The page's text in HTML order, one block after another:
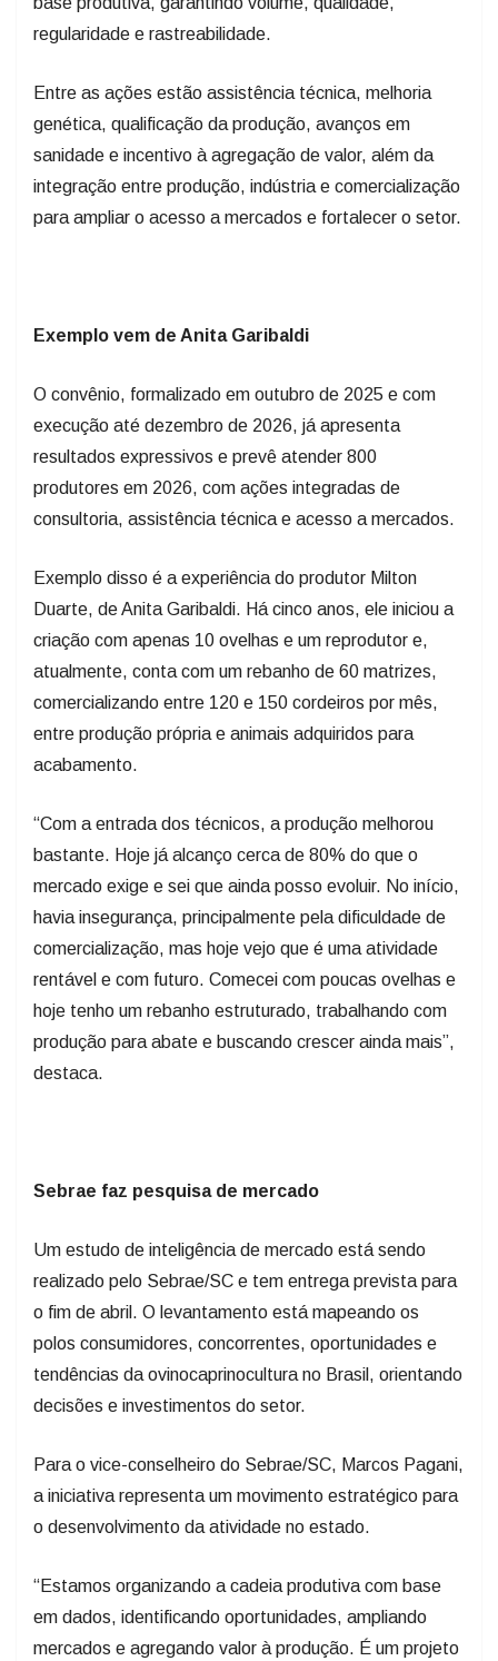
genética, qualificação da produção, avanços em
sanidade e incentivo à agregação de valor, além da
integração entre produção, indústria e comercialização
para ampliar o acesso a mercados e fortalecer o setor.
execução até dezembro de 2026, já apresenta
resultados expressivos e prevê atender 800
produtores em 2026, com ações integradas de
consultoria, assistência técnica e acesso a mercados.
Duarte, de Anita Garibaldi. Há cinco anos, ele iniciou a
criação com apenas 10 ovelhas e um reprodutor e,
atualmente, conta com um rebanho de 60 matrizes,
comercializando entre 120 e 150 cordeiros por mês,
entre produção própria e animais adquiridos para
acabamento.
bastante. Hoje já alcanço cerca de 80% do que o
mercado exige e sei que ainda posso evoluir. No início,
havia insegurança, principalmente pela dificuldade de
comercialização, mas hoje vejo que é uma atividade
rentável e com futuro. Comecei com poucas ovelhas e
hoje tenho um rebanho estruturado, trabalhando com
produção para abate e buscando crescer ainda mais”,
destaca.
realizado pelo Sebrae/SC e tem entrega prevista para
o fim de abril. O levantamento está mapeando os
polos consumidores, concorrentes, oportunidades e
tendências da ovinocaprinocultura no Brasil, orientando
decisões e investimentos do setor.
a iniciativa representa um movimento estratégico para
o desenvolvimento da atividade no estado.
em dados, identificando oportunidades, ampliando
mercados e agregando valor à produção. É um projeto
que conecta estratégia, desenvolvimento econômico e